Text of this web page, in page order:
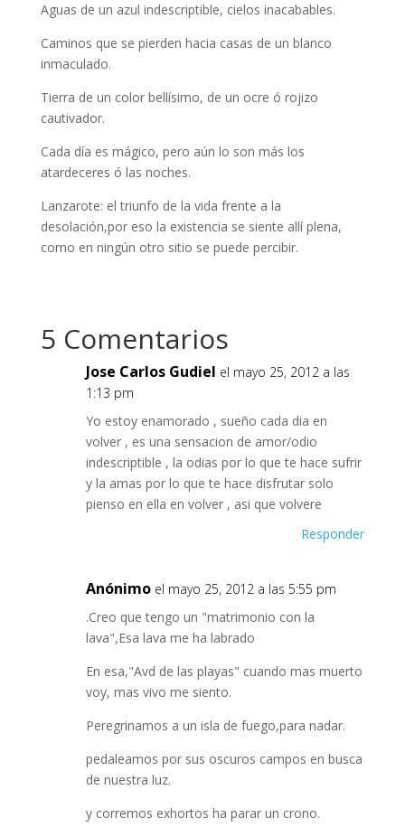
Aguas de un azul indescriptible, cielos inacabables.
Caminos que se pierden hacia casas de un blanco
inmaculado.
Tierra de un color bellísimo, de un ocre ó rojizo
cautivador.
Cada día es mágico, pero aún lo son más los
atardeceres ó las noches.
Lanzarote: el triunfo de la vida frente a la
desolación,por eso la existencia se siente allí plena,
como en ningún otro sitio se puede percibir.
5 Comentarios
Jose Carlos Gudiel el mayo 25, 2012 a las
1:13 pm
Yo estoy enamorado , sueño cada dia en
volver , es una sensacion de amor/odio
indescriptible , la odias por lo que te hace sufrir
y la amas por lo que te hace disfrutar solo
pienso en ella en volver , asi que volvere
Responder
Anónimo el mayo 25, 2012 a las 5:55 pm
.Creo que tengo un "matrimonio con la
lava",Esa lava me ha labrado
En esa,"Avd de las playas" cuando mas muerto
voy, mas vivo me siento.
Peregrinamos a un isla de fuego,para nadar.
pedaleamos por sus oscuros campos en busca
de nuestra luz.
y corremos exhortos ha parar un crono.